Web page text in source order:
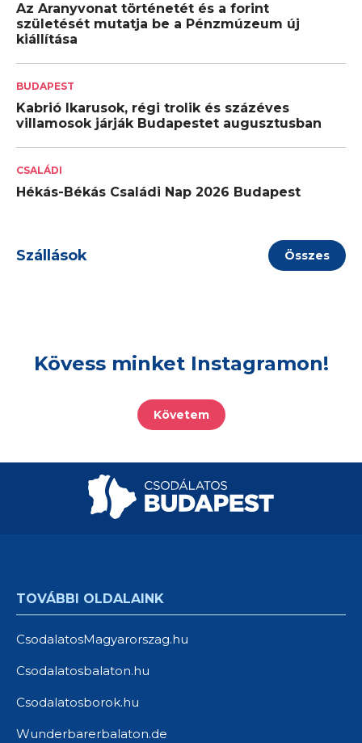
Az Aranyvonat történetét és a forint
születését mutatja be a Pénzmúzeum új
kiállítása
BUDAPEST
Kabrió Ikarusok, régi trolik és százéves
villamosok járják Budapestet augusztusban
CSALÁDI
Hékás-Békás Családi Nap 2026 Budapest
Szállások Összes
Kövess minket Instagramon!
Követem
TOVÁBBI OLDALAINK
CsodalatosMagyarorszag.hu
Csodalatosbalaton.hu
Csodalatosborok.hu
Wunderbarerbalaton.de